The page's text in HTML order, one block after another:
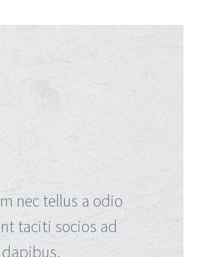
nec tellus a odio
taciti socios ad